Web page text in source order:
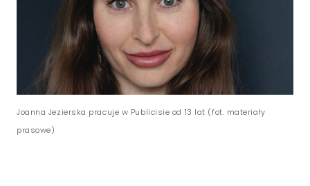
Joanna Jezierska pracuje w Publicisie od 13 lat (fot. materiały
prasowe)